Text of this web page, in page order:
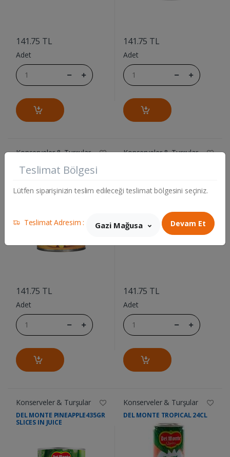
141.75 TL
Adet
141.75 TL
Adet
Konserveler & Turşular
DEL MONTE PINEAPLE IN
SYRUP 435GR
141.75 TL
Adet
Konserveler & Turşular
141.75 TL
Adet
Konserveler & Turşular
DEL MONTE PINEAPPLE435GR
SLICES IN JUICE
Konserveler & Turşular
DEL MONTE TROPICAL 24CL
Teslimat Bölgesi
Lütfen siparişinizin teslim edileceği teslimat bölgesini seçiniz.
Teslimat Adresim : Gazi Mağusa Devam Et